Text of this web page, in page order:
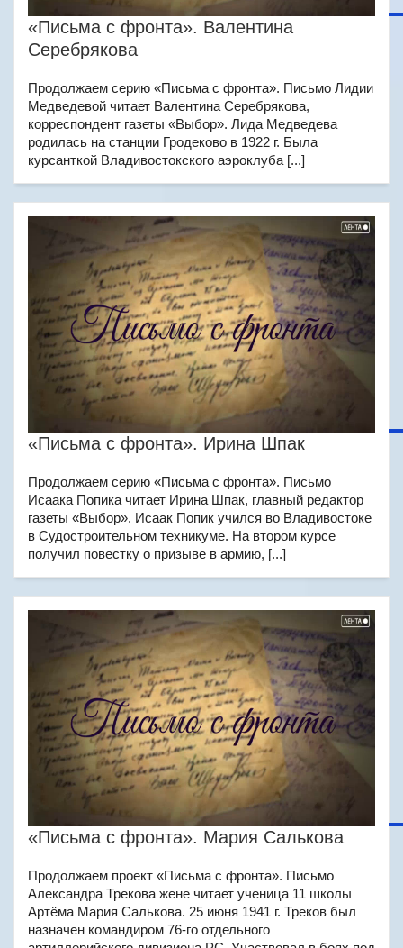
«Письма с фронта». Валентина
Серебрякова
Продолжаем серию «Письма с фронта». Письмо Лидии
Медведевой читает Валентина Серебрякова,
корреспондент газеты «Выбор». Лида Медведева
родилась на станции Гродеково в 1922 г. Была
курсанткой Владивостокского аэроклуба [...]
«Письма с фронта». Ирина Шпак
Продолжаем серию «Письма с фронта». Письмо
Исаака Попика читает Ирина Шпак, главный редактор
газеты «Выбор». Исаак Попик учился во Владивостоке
в Судостроительном техникуме. На втором курсе
получил повестку о призыве в армию, [...]
«Письма с фронта». Мария Салькова
Продолжаем проект «Письма с фронта». Письмо
Александра Трекова жене читает ученица 11 школы
Артёма Мария Салькова. 25 июня 1941 г. Треков был
назначен командиром 76-го отдельного